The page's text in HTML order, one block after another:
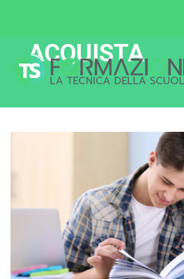
ACQUISTA